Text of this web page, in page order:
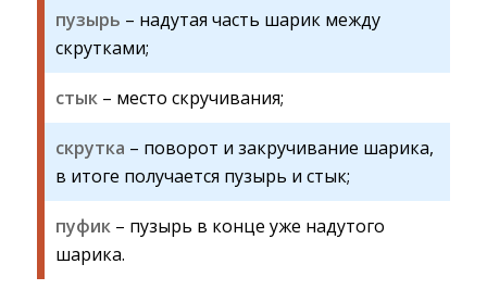
пузырь – надутая часть шарик между
скрутками;
стык– место скручивания;
скрутка – поворот и закручивание шарика,
в итоге получается пузырь и стык;
пуфик– пузырь в конце уже надутого
шарика.